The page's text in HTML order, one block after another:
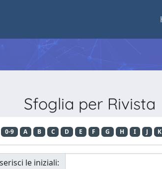
Sfoglia per Rivista
0-9 A B C D E F G H I J K
le iniziali: